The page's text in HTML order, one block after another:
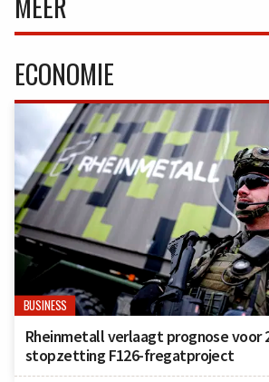
ECONOMIE
BUSINESS
Rheinmetall verlaagt prognose voor
stopzetting F126-fregatproject